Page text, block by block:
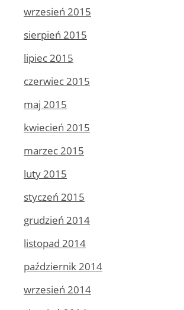
wrzesień 2015
sierpień 2015
lipiec 2015
czerwiec 2015
maj 2015
kwiecień 2015
marzec 2015
luty 2015
styczeń 2015
grudzień 2014
listopad 2014
październik 2014
wrzesień 2014